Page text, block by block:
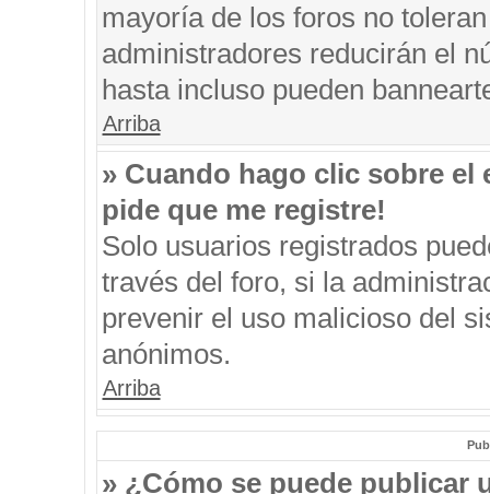
mayoría de los foros no
administradores reducirán el
hasta incluso pueden
Arriba
» Cuando hago clic sobre el
pide que me registre!
Solo usuarios registrados
través del foro, si la
prevenir el uso malicioso del
anónimos.
Arriba
» ¿Cómo se puede publicar